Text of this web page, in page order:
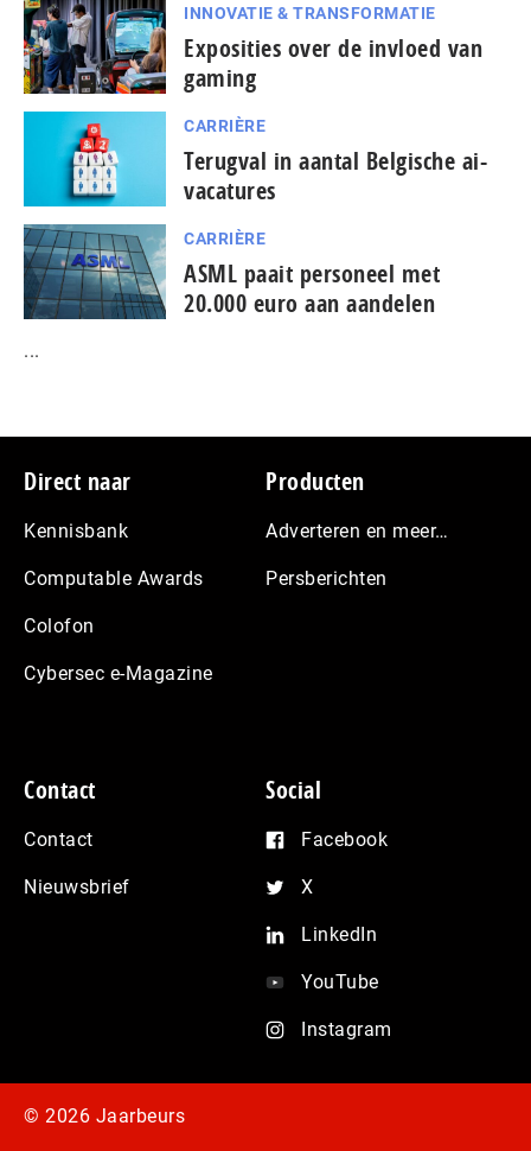
INNOVATIE & TRANSFORMATIE
Exposities over de invloed van
gaming
CARRIÈRE
Terugval in aantal Belgische ai-
vacatures
CARRIÈRE
ASML paait personeel met
20.000 euro aan aandelen
...
Footer
Direct naar
Kennisbank
Computable Awards
Colofon
Cybersec e-Magazine
Producten
Adverteren en meer…
Persberichten
Contact
Contact
Nieuwsbrief
Social
Facebook
X
LinkedIn
YouTube
Instagram
© 2026 Jaarbeurs